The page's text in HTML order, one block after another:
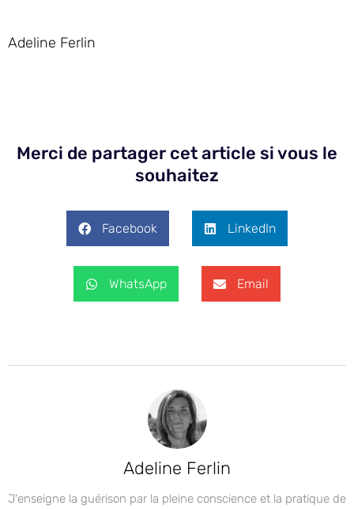
Adeline Ferlin
Merci de partager cet article si vous le
souhaitez
Facebook LinkedIn
WhatsApp Email
Adeline Ferlin
J'enseigne la guérison par la pleine conscience et la pratique de